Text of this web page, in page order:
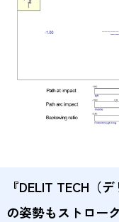
『DELIT TECH（
の姿勢もストロー